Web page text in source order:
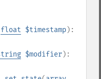
float $timestamp):
$modifier):